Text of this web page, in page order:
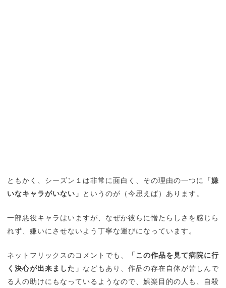
ともかく、シーズン１は非常に面白く、その理由の一つに
「嫌
いなキャラがいない」 というのが（今思えば）あります。
一部悪役キャラはいますが、なぜか彼らに憎たらしさを感じら
れず、嫌いにさせないよう丁寧な運びになっています。
ネットフリックスのコメントでも、
「この作品を見て病院に行
く決心が出来ました」 などもあり、作品の存在自体が苦しんで
る人の助けにもなっているようなので、娯楽目的の人も、自殺